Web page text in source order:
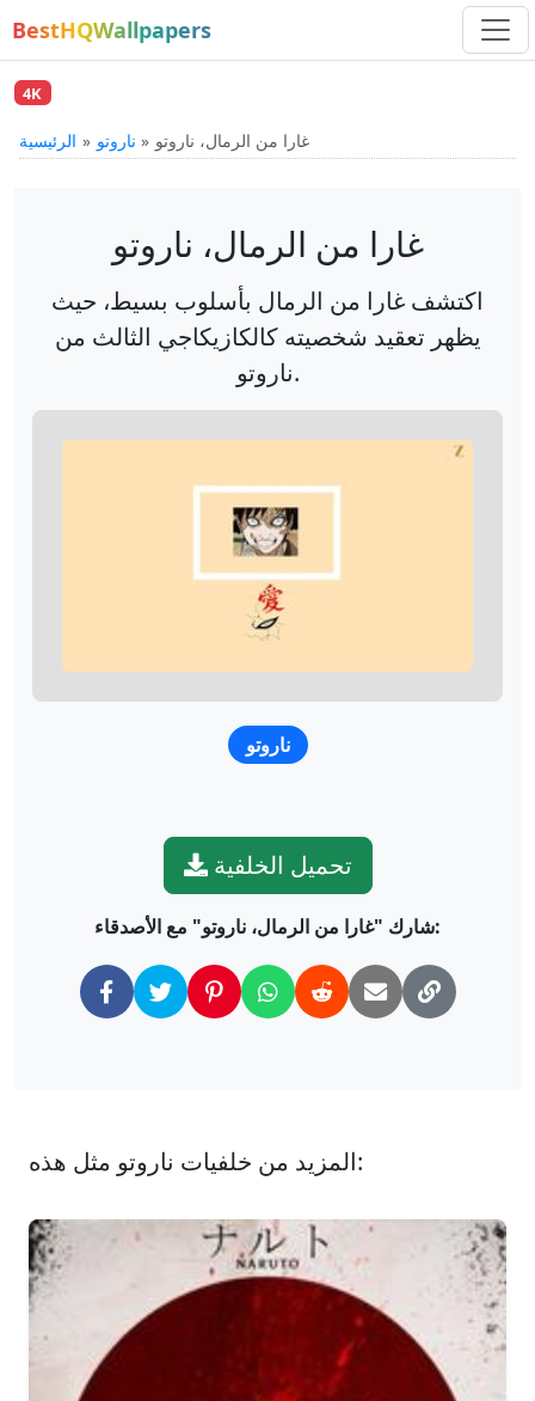
BestHQWallpapers
4K
الرئيسية ناروتو غارا من الرمال، ناروتو
غارا من الرمال، ناروتو
اكتشف غارا من الرمال بأسلوب بسيط، حيث
يظهر تعقيد شخصيته كالكازيكاجي الثالث من
ناروتو.
ناروتو
تحميل الخلفية
شارك "غارا من الرمال، ناروتو" مع الأصدقاء:
المزيد من خلفيات ناروتو مثل هذه: